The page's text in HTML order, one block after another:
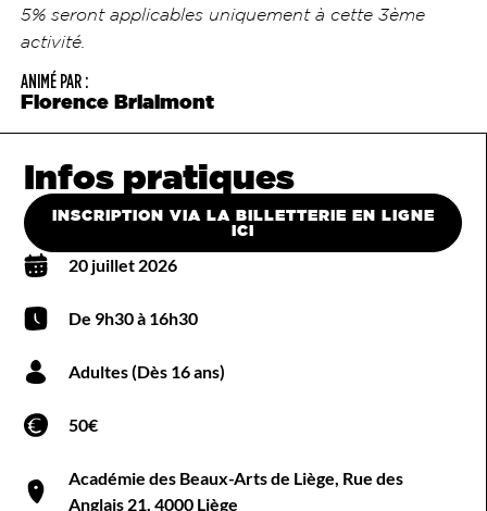
5% seront applicables uniquement à cette 3ème
activité.
ANIMÉ PAR :
Florence Brialmont
Infos pratiques
INSCRIPTION VIA LA BILLETTERIE EN LIGNE
ICI
20 juillet 2026
De 9h30 à 16h30
Adultes (Dès 16 ans)
50€
Académie des Beaux-Arts de Liège, Rue des
Anglais 21, 4000 Liège